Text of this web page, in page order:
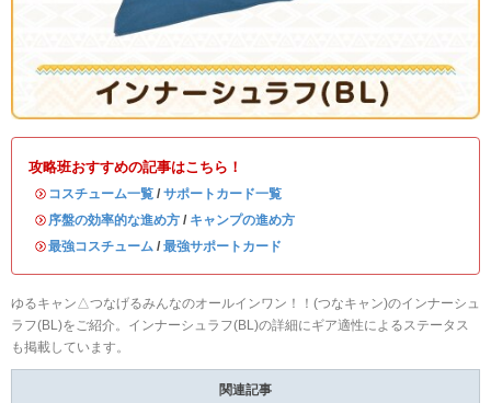
攻略班おすすめの記事はこちら！
・ コスチューム一覧 / サポートカード一覧
・ 序盤の効率的な進め方 / キャンプの進め方
・最強コスチューム / 最強サポートカード
ゆるキャン△つなげるみんなのオールインワン！！(つなキャン)のインナーシュ
ラフ(BL)をご紹介。インナーシュラフ(BL)の詳細にギア適性によるステータス
も掲載しています。
関連記事